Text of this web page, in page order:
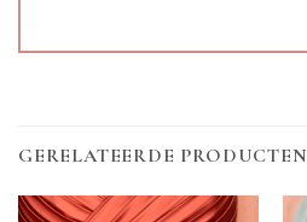
GERELATEERDE PRODUCTEN